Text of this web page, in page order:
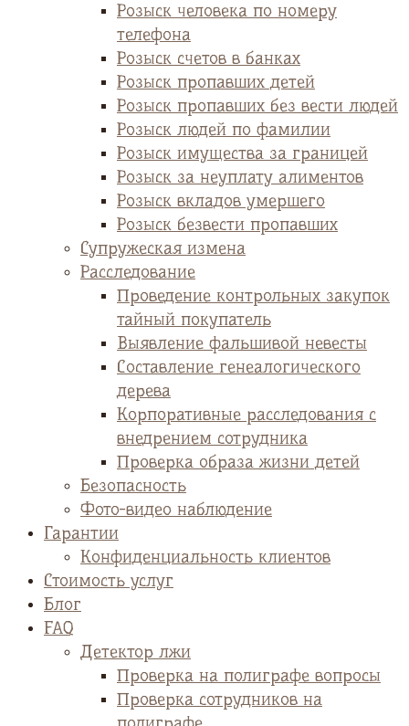
Розыск человека по номеру
телефона
Розыск счетов в банках
Розыск пропавших детей
Розыск пропавших без вести людей
Розыск людей по фамилии
Розыск имущества за границей
Розыск за неуплату алиментов
Розыск вкладов умершего
Розыск безвести пропавших
Супружеская измена
Расследование
Проведение контрольных закупок
тайный покупатель
Выявление фальшивой невесты
Cоставление генеалогического
дерева
Корпоративные расследования с
внедрением сотрудника
Проверка образа жизни детей
Безопасность
Фото-видео наблюдение
Гарантии
Конфиденциальность клиентов
Стоимость услуг
Блог
FAQ
Детектор лжи
Проверка на полиграфе вопросы
Проверка сотрудников на